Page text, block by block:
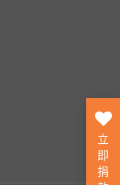
立
即
捐